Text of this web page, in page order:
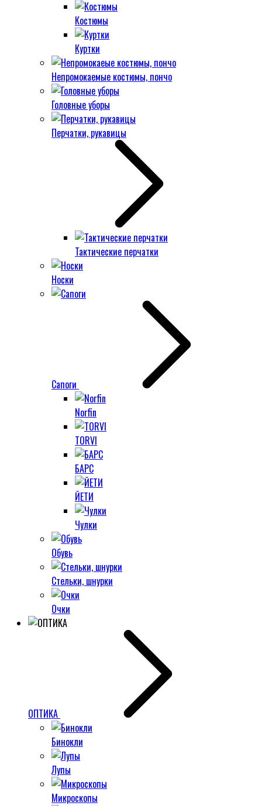
Костюмы
Куртки
Непромокаемые костюмы, пончо
Головные уборы
Перчатки, рукавицы
Тактические перчатки
Носки
Сапоги
Norfin
TORVI
БАРС
ЙЕТИ
Чулки
Обувь
Стельки, шнурки
Очки
ОПТИКА
Бинокли
Лупы
Микроскопы